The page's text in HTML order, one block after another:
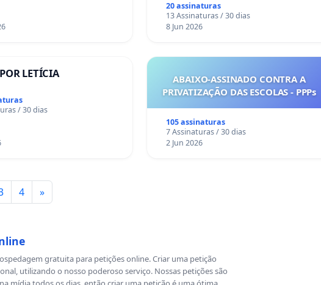
20 assinaturas
13 Assinaturas / 30 dias
8 Jun 2026
LETÍCIA
/ 30 dias
ABAIXO-ASSINADO CONTRA A
PRIVATIZAÇÃO DAS ESCOLAS - PPPs
105 assinaturas
7 Assinaturas / 30 dias
2 Jun 2026
4 »
gratuita para petições online. Criar uma petição
utilizando o nosso poderoso serviço. Nossas petições são